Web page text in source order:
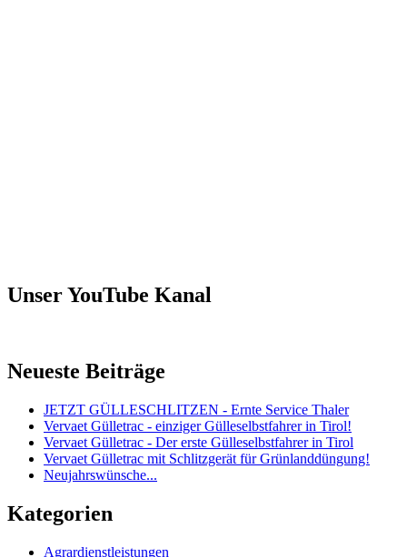
Unser YouTube Kanal
Neueste Beiträge
JETZT GÜLLESCHLITZEN - Ernte Service Thaler
Vervaet Gülletrac - einziger Gülleselbstfahrer in Tirol!
Vervaet Gülletrac - Der erste Gülleselbstfahrer in Tirol
Vervaet Gülletrac mit Schlitzgerät für Grünlanddüngung!
Neujahrswünsche...
Kategorien
Agrardienstleistungen